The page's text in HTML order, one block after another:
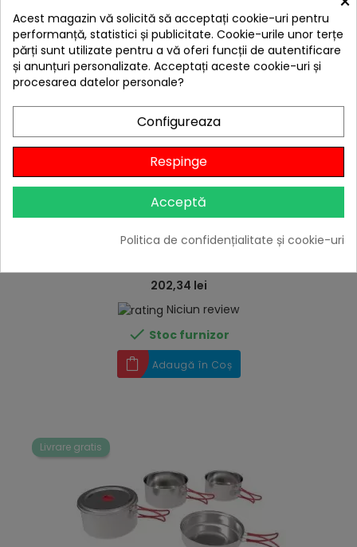
202,34 lei
Niciun review
 Stoc furnizor
Adaugă în Coș
Livrare gratis
Acest magazin vă solicită să acceptați cookie-uri pentru
performanță, statistici și publicitate. Cookie-urile unor terțe
părți sunt utilizate pentru a vă oferi funcții de autentificare
și anunțuri personalizate. Acceptați aceste cookie-uri și
procesarea datelor personale?
Configureaza
Respinge
Acceptă
Politica de confidențialitate și cookie-uri